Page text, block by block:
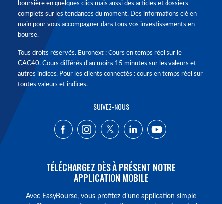
boursière en quelques clics mais aussi des articles et dossiers
complets sur les tendances du moment. Des informations clé en
main pour vous accompagner dans tous vos investissements en
bourse.
Tous droits réservés. Euronext : Cours en temps réel sur le
CAC40. Cours différés d'au moins 15 minutes sur les valeurs et
autres indices. Pour les clients connectés : cours en temps réel sur
toutes valeurs et indices.
SUIVEZ-NOUS
TÉLÉCHARGEZ DÈS À PRÉSENT NOTRE
APPLICATION MOBILE
Avec EasyBourse, vous profitez d’une application simple